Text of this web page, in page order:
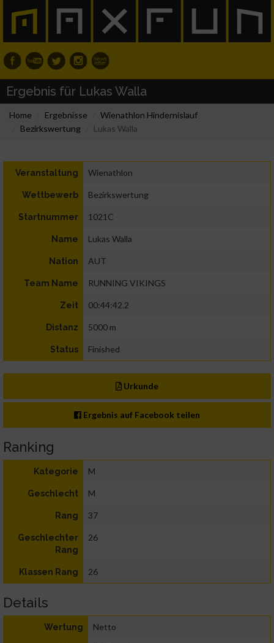
Ergebnis für Lukas Walla
Home Ergebnisse
Wienathlon Hindernislauf
Bezirkswertung
Lukas Walla
Veranstaltung Wienathlon
Wettbewerb Bezirkswertung
Startnummer 1021C
Name Lukas Walla
Nation AUT
Team Name RUNNING VIKINGS
Zeit 00:44:42.2
Distanz 5000 m
Status Finished
Urkunde
Ergebnis auf Facebook teilen
Ranking
Kategorie M
Geschlecht M
Rang 37
Geschlechter
Rang
26
Klassen Rang 26
Details
Wertung Netto